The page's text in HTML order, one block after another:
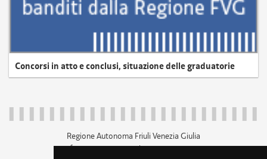
Concorsi in atto e conclusi, situazione delle graduatorie
Regione Autonoma Friuli Venezia Giulia
c.f. 80014930327; p.iva 00526040324